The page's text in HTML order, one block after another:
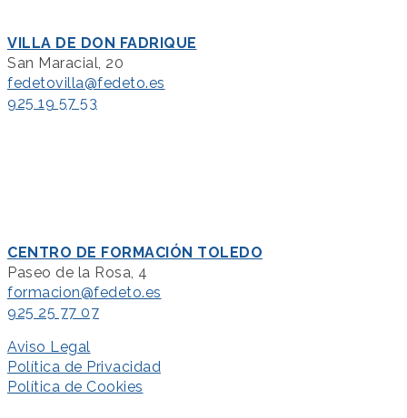
VILLA DE DON FADRIQUE
San Maracial, 20
fedetovilla@fedeto.es
925 19 57 53
CENTRO DE FORMACIÓN TOLEDO
Paseo de la Rosa, 4
formacion@fedeto.es
925 25 77 07
Aviso Legal
Política de Privacidad
Política de Cookies